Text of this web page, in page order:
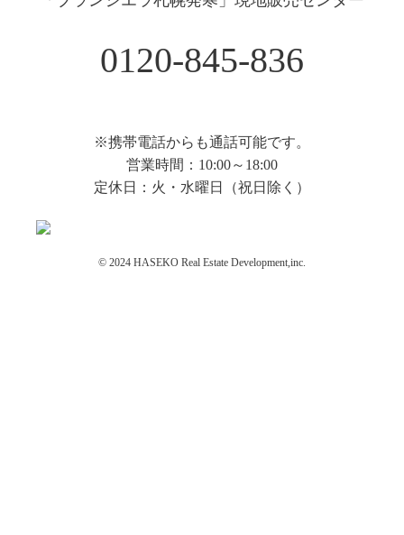
0120-845-836
※携帯電話からも通話可能です。
営業時間：10:00～18:00
定休日：火・水曜日（祝日除く）
© 2024 HASEKO Real Estate Development,inc.